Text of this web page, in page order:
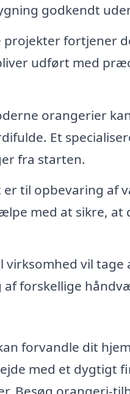
godkendt
projekter fortjener
udført med
orangerier
Et
fra starten.
er til opbevaring af
med at sikre,
virksomhed vil
forskellige
forvandle dit
med et dygtigt